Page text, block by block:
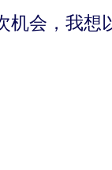
会，我想